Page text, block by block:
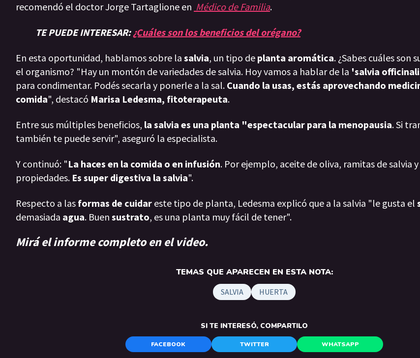
recomendó el doctor Jorge Tartaglione en Médico de Familia.
TE PUEDE INTERESAR:¿Cuáles son los beneficios del orégano?
En esta oportunidad, hablamos sobre la salvia, un tipo de planta aromática. ¿Sabes cuáles son
el organismo? "Hay un montón de variedades de salvia. Hoy vamos a hablar de la 'salvia
para condimentar. Podés secarla y ponerle a la sal. Cuando la usas, estás aprovechando
comida", destacó Marisa Ledesma, fitoterapeuta.
Entre sus múltiples beneficios, la salvia es una planta "espectacular para la menopausia. Si
también te puede servir", aseguró la especialista.
Y continuó: "La haces en la comida o en infusión. Por ejemplo, aceite de oliva, ramitas de salvia
propiedades. Es super digestiva la salvia".
Respecto a las formas de cuidar este tipo de planta, Ledesma explicó que a la salvia "le gusta el
demasiada agua. Buen sustrato, es una planta muy fácil de tener".
Mirá el informe completo en el video.
TEMAS QUE APARECEN EN ESTA NOTA:
SALVIA HUERTA
SI TE INTERESÓ, COMPARTILO
FACEBOOK TWITTER WHATSAPP